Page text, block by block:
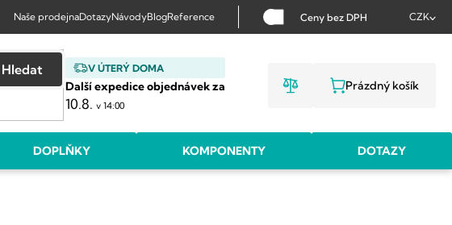
Naše prodejnaDotazyNávodyBlogReference Ceny bez DPH CZK
V ÚTERÝ DOMA
Další expedice objednávek za
10.8.v 14:00
Hledat
NÁKUPNÍ
Prázdný košík
DOPLŇKY KOMPONENTY DOTAZY